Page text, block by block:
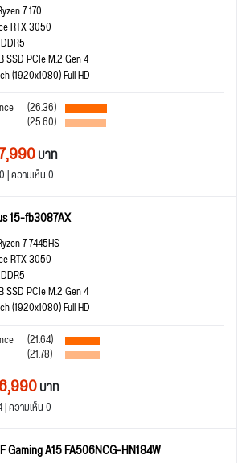
7 170
RTX 3050
SSD PCIe M.2 Gen 4
(1920x1080) Full HD
(26.36)
(25.60)
บาท
| ความเห็น 0
15-fb3087AX
7 7445HS
RTX 3050
SSD PCIe M.2 Gen 4
(1920x1080) Full HD
(21.64)
(21.78)
บาท
| ความเห็น 0
Gaming A15 FA506NCG-HN184W